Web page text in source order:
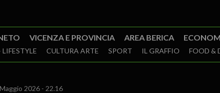
VICENZA E PROVINCIA AREA BERICA
CULTURA ARTE SPORT IL GRAFFIO FOOD &
2026 - 22.16